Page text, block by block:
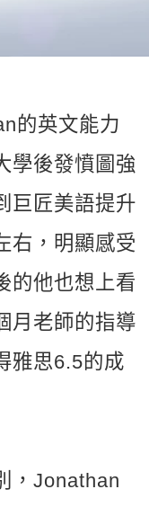
的英文能力
學後發憤圖強
巨匠美語提升
右，明顯感受
的他也想上看
月老師的指導
雅思6.5的成
，Jonathan